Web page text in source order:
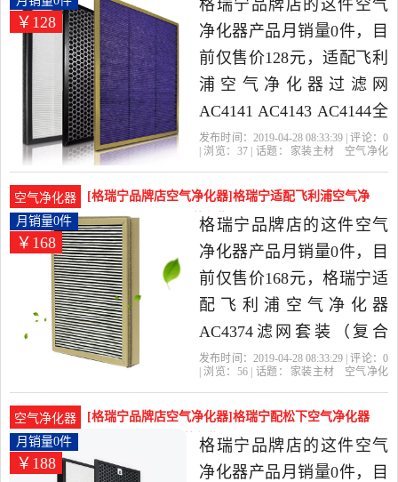
￥128
格瑞宁品牌店的这件空气
净化器产品月销量0件，目
前仅售价128元，适配飞利
浦空气净化器过滤网
AC4141 AC4143 AC4144全
新过滤除尘网是2019年格
当中性价比很高的空气净
化器，由上海发货。
发布时间：2019-04-28 08:33:39 | 评论： 0
| 浏览： 37| 话题： 家装主材
空气净化
空气净化器
[格瑞宁品牌店空气净化器]格瑞宁适配飞利浦空气净
化器AC437月销量0件仅售168元
￥168
月销量0件
格瑞宁品牌店的这件空气
净化器产品月销量0件，目
前仅售价168元，格瑞宁适
配飞利浦空气净化器
AC4374滤网套装（复合
型）活性炭HEPA是2019年
材当中性价比很高的空气
净化器，由上海发货。
发布时间：2019-04-28 08:33:29 | 评论： 0
| 浏览： 56| 话题： 家装主材
空气净化
空气净化器
[格瑞宁品牌店空气净化器]格瑞宁配松下空气净化器
F-VXG70月销量0件仅售188元
￥188
月销量0件
格瑞宁品牌店的这件空气
净化器产品月销量0件，目